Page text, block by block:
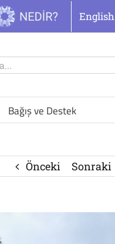
English
Bağış ve Destek
Önceki Sonraki